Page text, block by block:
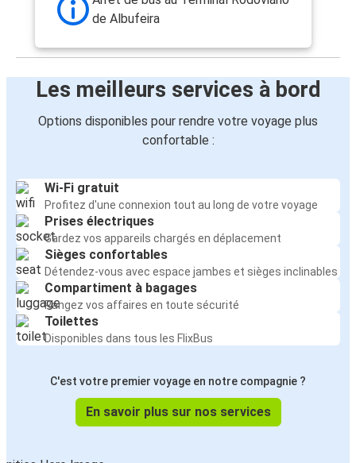
de Albufeira
Les meilleurs services à bord
Options disponibles pour rendre votre voyage plus
confortable :
Wi-Fi gratuit
Profitez d'une connexion tout au long de votre voyage
Prises électriques
Gardez vos appareils chargés en déplacement
Sièges confortables
Détendez-vous avec espace jambes et sièges inclinables
Compartiment à bagages
Rangez vos affaires en toute sécurité
Toilettes
Disponibles dans tous les FlixBus
C'est votre premier voyage en notre compagnie ?
En savoir plus sur nos services